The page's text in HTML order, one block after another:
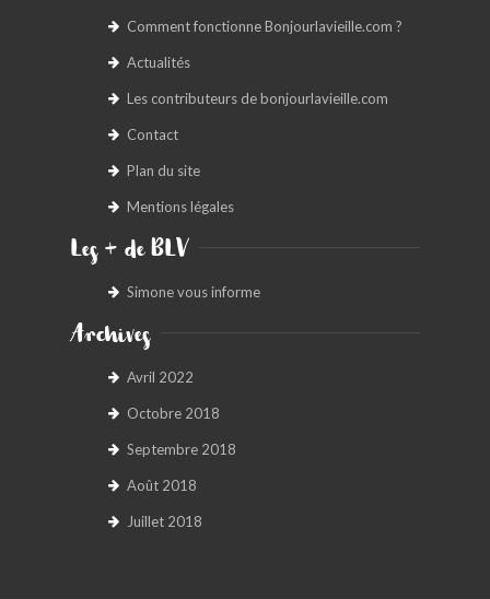
Comment fonctionne Bonjourlavieille.com ?
Actualités
Les contributeurs de bonjourlavieille.com
Contact
Plan du site
Mentions légales
Les + de BLV
Simone vous informe
Archives
Avril 2022
Octobre 2018
Septembre 2018
Août 2018
Juillet 2018